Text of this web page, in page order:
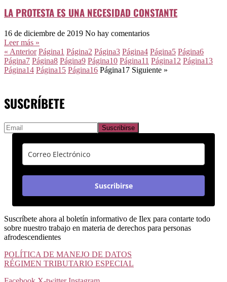
LA PROTESTA ES UNA NECESIDAD CONSTANTE
16 de diciembre de 2019 No hay comentarios
Leer más »
« Anterior Página1 Página2 Página3 Página4 Página5 Página6
Página7 Página8 Página9 Página10 Página11 Página12 Página13
Página14 Página15 Página16 Página17 Siguiente »
SUSCRÍBETE
Suscribirse
Suscríbete ahora al boletín informativo de Ilex para contarte todo
sobre nuestro trabajo en materia de derechos para personas
afrodescendientes
POLÍTICA DE MANEJO DE DATOS
RÉGIMEN TRIBUTARIO ESPECIAL